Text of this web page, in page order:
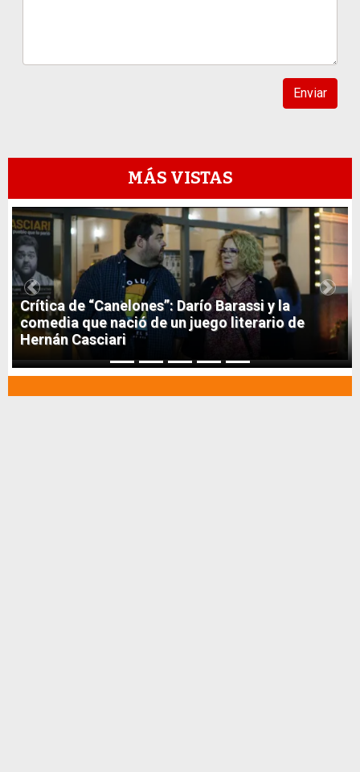
Enviar
MÁS VISTAS
1
Crítica de “Canelones”: Darío Barassi y la
comedia que nació de un juego literario de
Hernán Casciari
Previous Next